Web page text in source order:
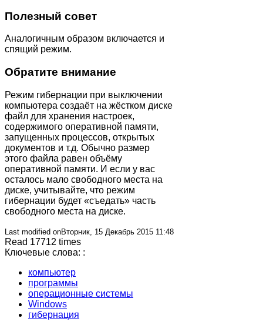
Полезный совет
Аналогичным образом включается и
спящий режим.
Обратите внимание
Режим гибернации при выключении
компьютера создаёт на жёстком диске
файл для хранения настроек,
содержимого оперативной памяти,
запущенных процессов, открытых
документов и т.д. Обычно размер
этого файла равен объёму
оперативной памяти. И если у вас
осталось мало свободного места на
диске, учитывайте, что режим
гибернации будет «съедать» часть
свободного места на диске.
Last modified onВторник, 15 Декабрь 2015 11:48
Read 17712 times
Ключевые слова: :
компьютер
программы
операционные системы
Windows
гибернация